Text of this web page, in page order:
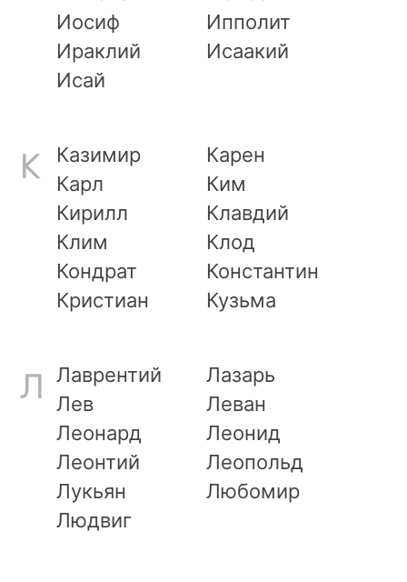
Иосиф
Ипполит
Ираклий
Исаакий
Исай
К Казимир
Карен
Карл
Ким
Кирилл
Клавдий
Клим
Клод
Кондрат
Константин
Кристиан
Кузьма
Л Лаврентий
Лазарь
Лев
Леван
Леонард
Леонид
Леонтий
Леопольд
Лукьян
Любомир
Людвиг